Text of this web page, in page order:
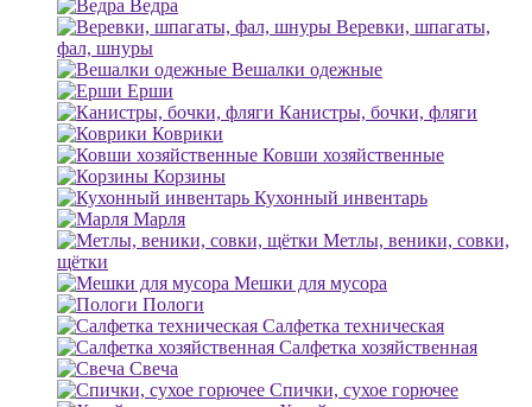
Ведра
Веревки, шпагаты,
фал, шнуры
Вешалки одежные
Ерши
Канистры, бочки, фляги
Коврики
Ковши хозяйственные
Корзины
Кухонный инвентарь
Марля
Метлы, веники, совки,
щётки
Мешки для мусора
Пологи
Салфетка техническая
Салфетка хозяйственная
Свеча
Спички, сухое горючее